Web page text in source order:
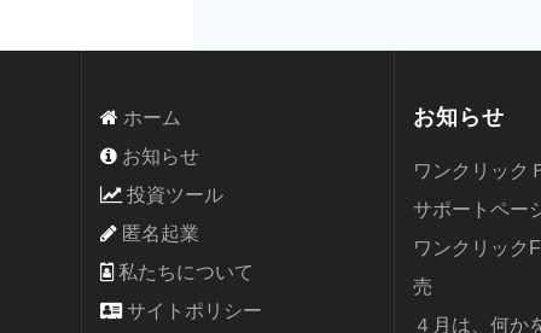
ホーム
お知らせ
投資ツール
匿名起業
私たちについて
サイトポリシー
お知らせ
ワンクリック
サポートペー
ワンクリック
売
４月は、何か